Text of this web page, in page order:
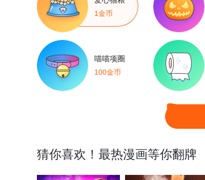
1金币
喵喵项圈
100金币
猜你喜欢！最热漫画等你翻牌